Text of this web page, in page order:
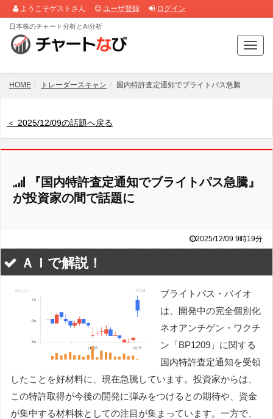
ようこそゲストさん ユーザ登録 ログイン
T
o
g
a
日本株のチャート分析とAI分析
HOME トレーダースキャン 国内特許査定通知でブライトパス急騰
＜ 2025/12/09の話題へ戻る
『国内特許査定通知でブライトパス急騰』
が投資家の間で話題に
2025/12/09 9時19分
ＡＩで解説！
ブライトパス・バイオ
は、開発中の完全個別化
ネオアンチゲン・ワクチ
ン「BP1209」に関する
国内特許査定通知を受領
したことを好材料に、現在急騰しています。投資家からは、
この特許取得が今後の開発に弾みをつけるとの期待や、資金
が集中する材料株としての注目が集まっています。一方で、